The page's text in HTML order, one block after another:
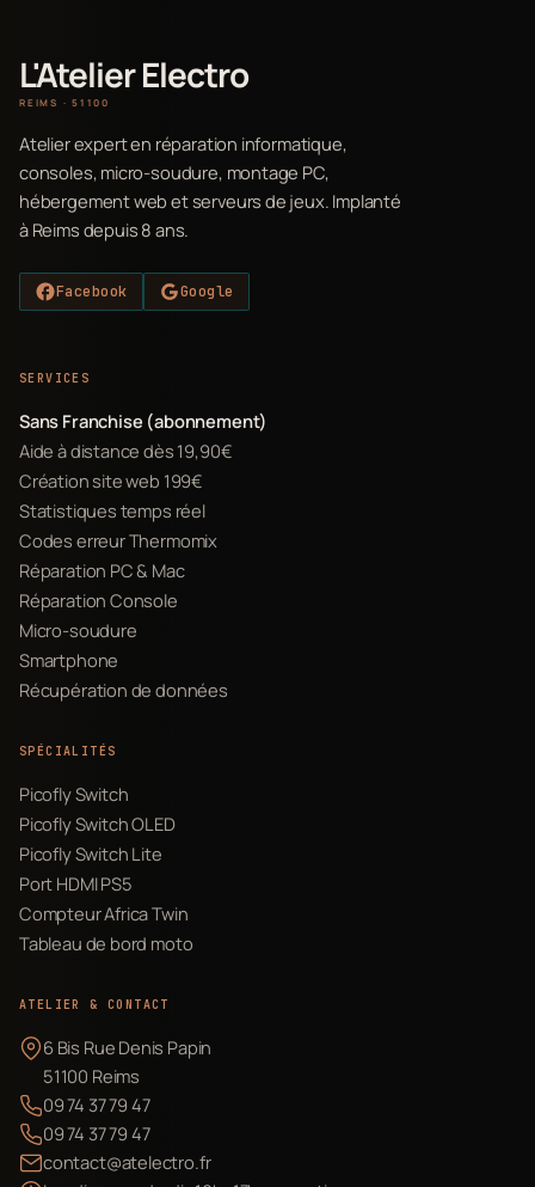
L'Atelier Electro
REIMS · 51100
Atelier expert en réparation informatique,
consoles, micro-soudure, montage PC,
hébergement web et serveurs de jeux. Implanté
à Reims depuis 8 ans.
Facebook Google
SERVICES
Sans Franchise (abonnement)
Aide à distance dès 19,90€
Création site web 199€
Statistiques temps réel
Codes erreur Thermomix
Réparation PC & Mac
Réparation Console
Micro-soudure
Smartphone
Récupération de données
SPÉCIALITÉS
Picofly Switch
Picofly Switch OLED
Picofly Switch Lite
Port HDMI PS5
Compteur Africa Twin
Tableau de bord moto
ATELIER & CONTACT
6 Bis Rue Denis Papin
51100 Reims
09 74 37 79 47
09 74 37 79 47
contact@atelectro.fr